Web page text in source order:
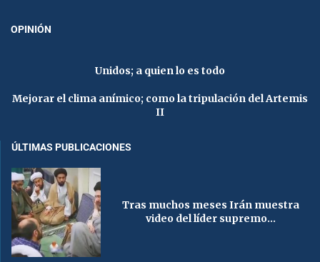
OPINIÓN
Unidos; a quien lo es todo
Mejorar el clima anímico; como la tripulación del Artemis
II
ÚLTIMAS PUBLICACIONES
Tras muchos meses Irán muestra
video del líder supremo...